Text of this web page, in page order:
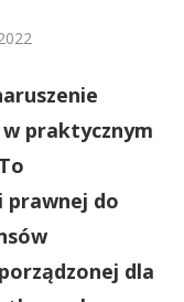
praktycznym
prawnej do
dla